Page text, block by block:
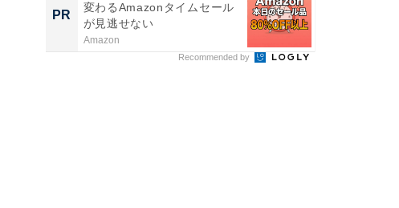
PR
変わるAmazonタイムセール
が見逃せない
Amazon
Recommended by